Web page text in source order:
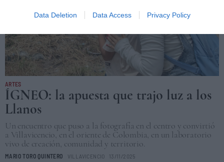
Data Deletion Data Access Privacy Policy
ARTES
ÍGNEO: la apuesta que trajo luz a los
Llanos
Un encuentro que puso a la fotografía en el centro y convirtió
a Villavicencio, en el oriente de Colombia, en un laboratorio
vivo de creación, comunidad y territorio.
MARIO TORO QUINTERO VILLAVICENCIO 13/11/2025